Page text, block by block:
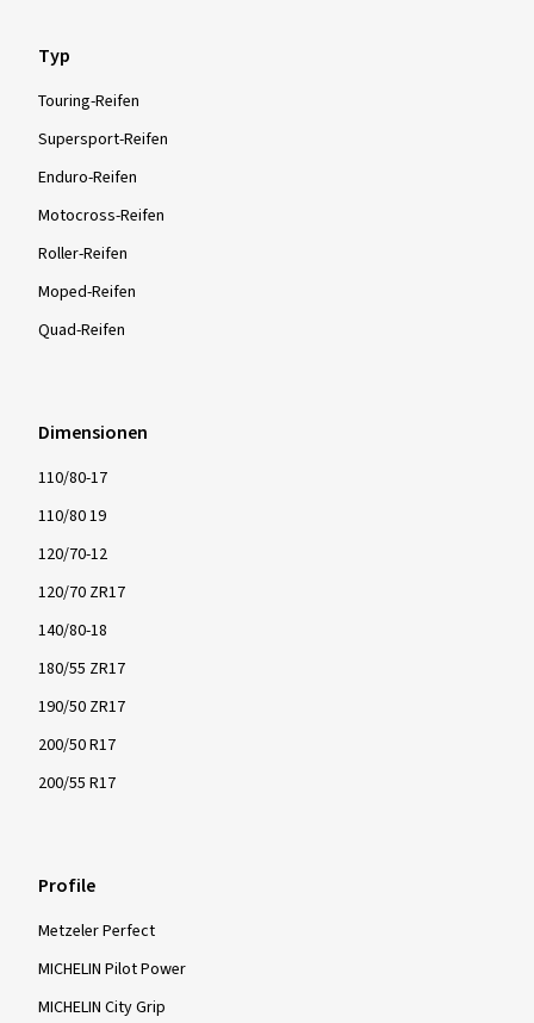
Typ
Touring-Reifen
Supersport-Reifen
Enduro-Reifen
Motocross-Reifen
Roller-Reifen
Moped-Reifen
Quad-Reifen
Dimensionen
110/80-17
110/80 19
120/70-12
120/70 ZR17
140/80-18
180/55 ZR17
190/50 ZR17
200/50 R17
200/55 R17
Profile
Metzeler Perfect
MICHELIN Pilot Power
MICHELIN City Grip